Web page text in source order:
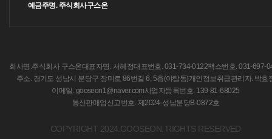
예금주명. 주식회사구스온
회사명.주식회사 구스온대표자명. 서혜정대표번호. 031-734-0122팩스번호. 031-697-
주소. 경기도 성남시 분당구 장미로 86번길 6, 5층(야탑동)개인정보취급관리자. 박효
이메일. gooseon1@naver.com사업자등록번호. 139-81-68025
통신판매업신고번호. 제2024-성남분당B-0872호
COPYRIGHT 2024.GOOSEON. RIGHTS RESERVED